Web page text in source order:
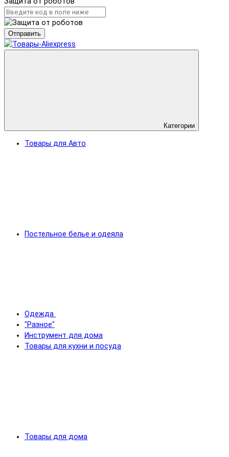
Отправить
Категории
Товары для Авто
Постельное белье и одеяла
Одежда
"Разное"
Инструмент для дома
Товары для кухни и посуда
Товары для дома